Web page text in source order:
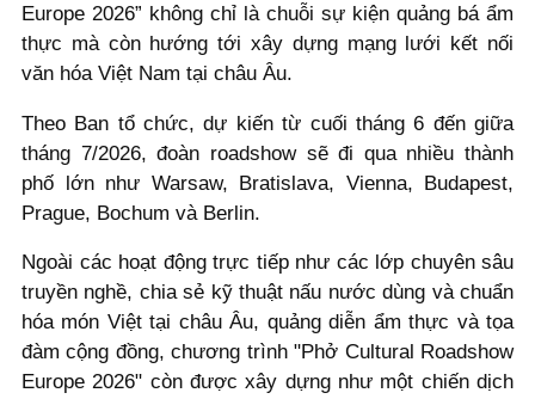
Europe 2026” không chỉ là chuỗi sự kiện quảng bá ẩm
thực mà còn hướng tới xây dựng mạng lưới kết nối
văn hóa Việt Nam tại châu Âu.
Theo Ban tổ chức, dự kiến từ cuối tháng 6 đến giữa
tháng 7/2026, đoàn roadshow sẽ đi qua nhiều thành
phố lớn như Warsaw, Bratislava, Vienna, Budapest,
Prague, Bochum và Berlin.
Ngoài các hoạt động trực tiếp như các lớp chuyên sâu
truyền nghề, chia sẻ kỹ thuật nấu nước dùng và chuẩn
hóa món Việt tại châu Âu, quảng diễn ẩm thực và tọa
đàm cộng đồng, chương trình "Phở Cultural Roadshow
Europe 2026" còn được xây dựng như một chiến dịch